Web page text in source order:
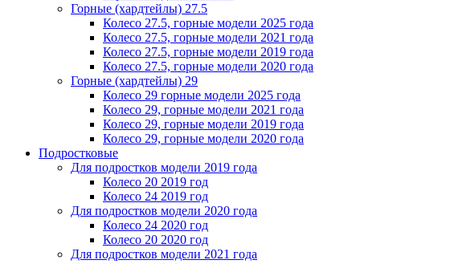
Горные (хардтейлы) 27.5
Колесо 27.5, горные модели 2025 года
Колесо 27.5, горные модели 2021 года
Колесо 27.5, горные модели 2019 года
Колесо 27.5, горные модели 2020 года
Горные (хардтейлы) 29
Колесо 29 горные модели 2025 года
Колесо 29, горные модели 2021 года
Колесо 29, горные модели 2019 года
Колесо 29, горные модели 2020 года
Подростковые
Для подростков модели 2019 года
Колесо 20 2019 год
Колесо 24 2019 год
Для подростков модели 2020 года
Колесо 24 2020 год
Колесо 20 2020 год
Для подростков модели 2021 года